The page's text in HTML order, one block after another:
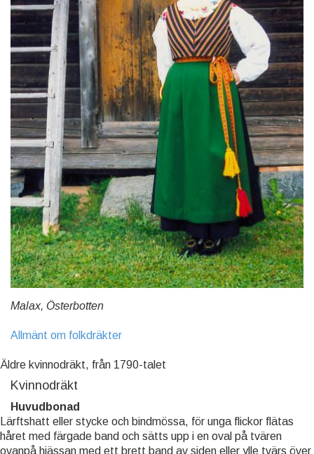
Malax, Österbotten
Allmänt om folkdräkter
Äldre kvinnodräkt, från 1790-talet
Kvinnodräkt
Huvudbonad
Lärftshatt eller stycke och bindmössa, för unga flickor flätas
håret med färgade band och sätts upp i en oval på tvären
ovanpå hjässan med ett brett band av siden eller ylle tvärs över